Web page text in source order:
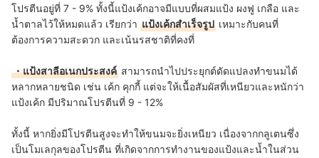
โปรตีนอยู่ที่ 7 - 9% ทั้งนี้แป้งเค้กอาจมีแบบที่ผสมแป้ง ผงฟู เกลือ และ
น้ำตาลไว้ให้หมดแล้ว เรียกว่า แป้งเค้กสำเร็จรูป เหมาะกับคนที่
ต้องการความสะดวก และเน้นรสชาติที่คงที่
・แป้งสาลีอเนกประสงค์ สามารถนำไปประยุกต์ดัดแปลงทำขนมได้
หลากหลายชนิด เช่น เค้ก คุกกี้ แต่จะให้เนื้อสัมผัสที่เหนียวและหนักว่า
แป้งเค้ก มีปริมาณโปรตีนที่ 9 - 12%
ทั้งนี้ หากยิ่งมีโปรตีนสูงจะทำให้ขนมจะยิ่งเหนียว เนื่องจากกลูเตนซึ่ง
เป็นโมเลกุลของโปรตีน ที่เกิดจากการทำงานของแป้งและน้ำในส่วน